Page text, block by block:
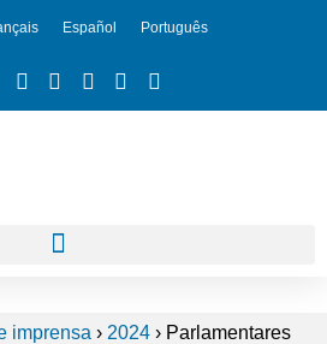
Español Português
imprensa › 2024 › Parlamentares